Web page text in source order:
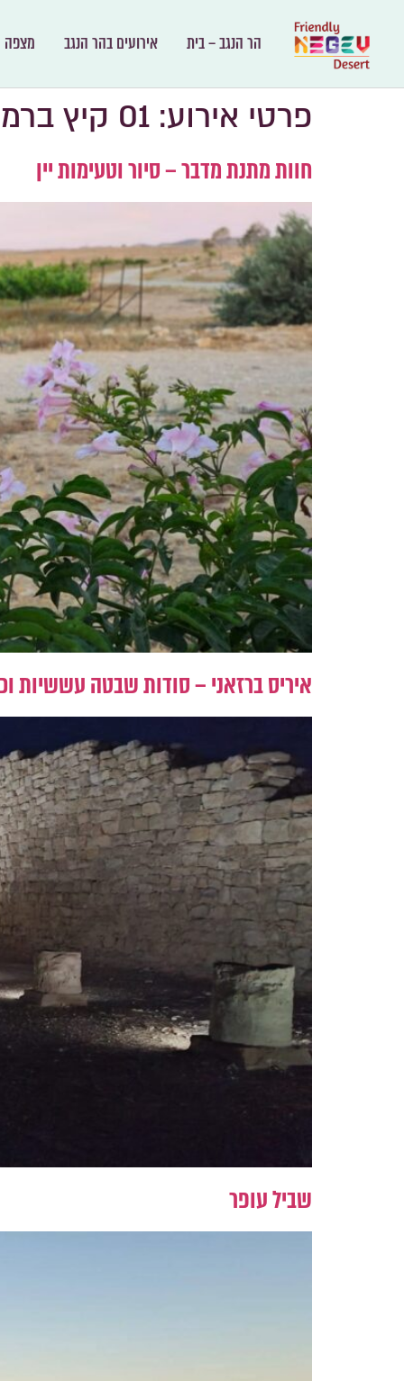
הר הנגב – בית אירועים בהר הנגב מצפה
פרטי אירוע: 01 קיץ ברמת הנגב 2026
​חוות מתנת מדבר – סיור וטעימות יין
איריס ברזאני – סודות שבטה עששיות
שביל עופר